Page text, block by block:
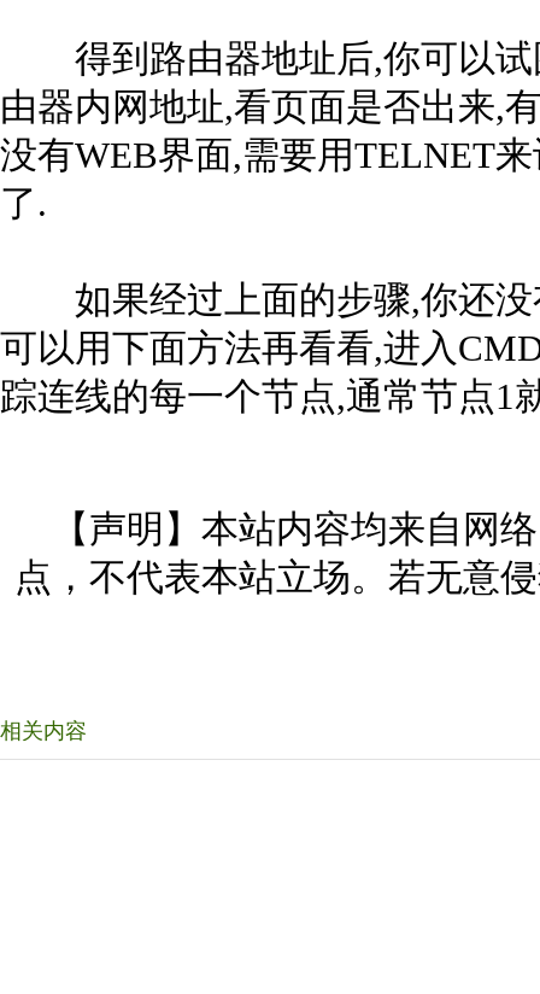
得到路由器地址后,你可以试
由器内网地址,看页面是否出来,
没有WEB界面,需要用TELNET
了.
如果经过上面的步骤,你还没
可以用下面方法再看看,进入
踪连线的每一个节点,通常节点1
【声明】本站内容均来自网
点，不代表本站立场。若无意
相关内容